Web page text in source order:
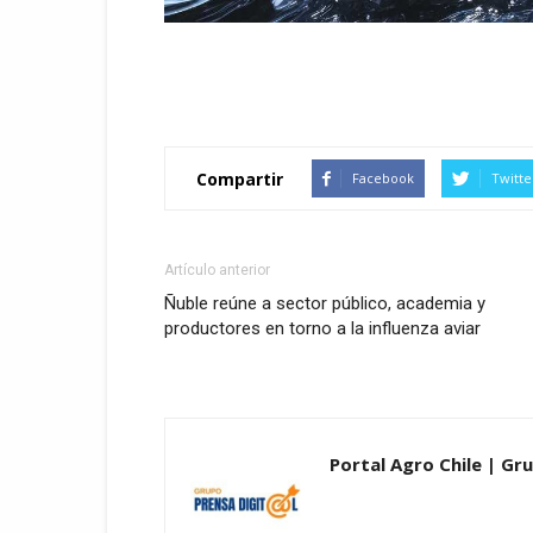
Compartir Facebook
Artículo anterior
Ñuble reúne a sector público, academia y
productores en torno a la influenza aviar
Portal Agro Chile |